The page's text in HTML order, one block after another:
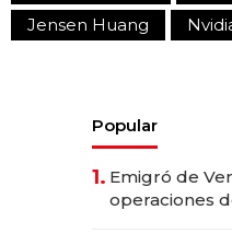
Jensen Huang
Popular
1. Emigró de
operaciones